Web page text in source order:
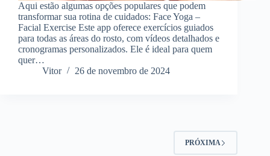
Aqui estão algumas opções populares que podem
transformar sua rotina de cuidados: Face Yoga –
Facial Exercise Este app oferece exercícios guiados
para todas as áreas do rosto, com vídeos detalhados e
cronogramas personalizados. Ele é ideal para quem
quer…
Vitor
26 de novembro de 2024
PRÓXIMA